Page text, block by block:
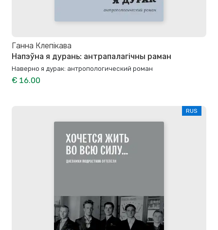
Ганна Клепікава
Напэўна я дурань: антрапалагічны раман
Наверно я дурак: антропологический роман
€ 16.00
RUS